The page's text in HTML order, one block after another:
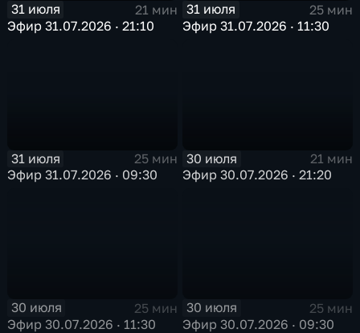
31 июля
21 мин
Эфир 31.07.2026 · 21:10
31 июля
25 мин
Эфир 31.07.2026 · 11:30
31 июля
25 мин
Эфир 31.07.2026 · 09:30
30 июля
21 мин
Эфир 30.07.2026 · 21:20
30 июля
25 мин
Эфир 30.07.2026 · 11:30
30 июля
25 мин
Эфир 30.07.2026 · 09:30